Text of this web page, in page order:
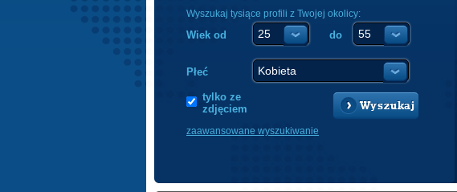
Wyszukaj tysiące profili z Twojej okolicy:
Wiek od do
Płeć
tylko ze
zdjęciem
Wyszukaj
zaawansowane wyszukiwanie